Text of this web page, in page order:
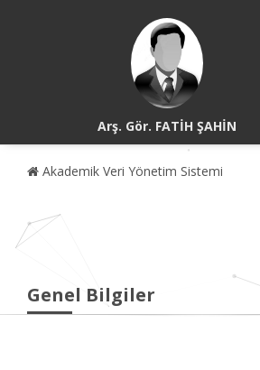
Arş. Gör. FATİH ŞAHİN
Akademik Veri Yönetim Sistemi
Genel Bilgiler